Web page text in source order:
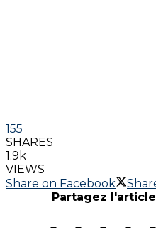
155
SHARES
1.9k
VIEWS
Share on Facebook
Partagez